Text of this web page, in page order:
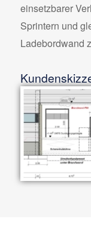
einsetzbarer
Sprintern und
Ladebordwand